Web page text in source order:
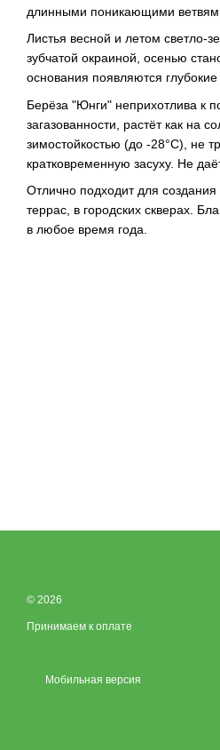
длинными поникающими
Листья весной и летом светло-
зубчатой окраиной, осенью
основания появляются
Берёза "Юнги" неприхотлива к
загазованности, растёт как на
зимостойкостью (до -28°C), не
кратковременную засуху. Не
Отлично подходит для
террас, в городских скверах.
в любое время года.
© 2026
Принимаем к оплате
Мобильная версия